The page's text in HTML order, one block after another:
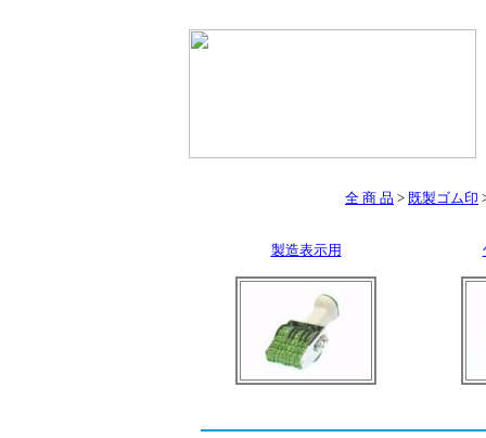
全 商 品 > 既製ゴム印
製造表示用